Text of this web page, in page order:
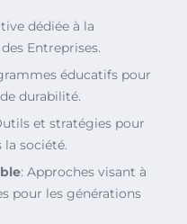
dédiée à la
Entreprises.
éducatifs pour
durabilité.
et stratégies pour
société.
: Approches visant à
pour les générations